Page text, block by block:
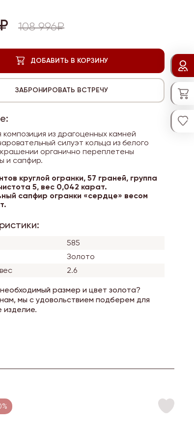
108 996₽
композиция из драгоценных камней
силуэт кольца из белого
органично переплетены
и сапфир.
круглой огранки, 57 граней, группа
5, вес 0,042 карат.
сапфир огранки «сердце» весом
585
Золото
2.6
размер и цвет золота?
мы с удовольствием подберем для
изделие.